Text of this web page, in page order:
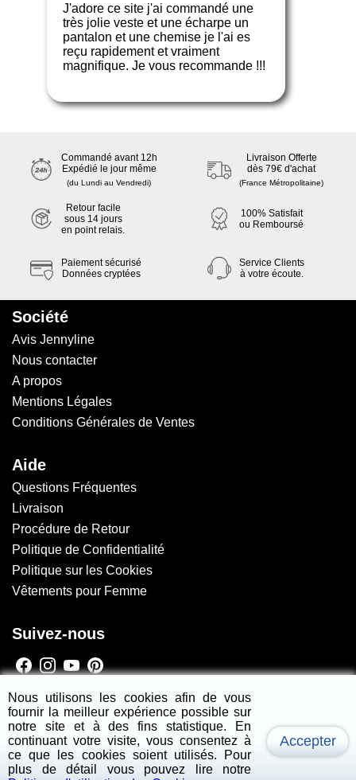
J'adore ce site j'ai commandé une
très jolie veste et une écharpe un
pantalon et une chemise je l'ai es
reçu rapidement et vraiment
magnifique. Je vous recommande !!!
Commandé avant 12h
Expédié le jour même
(du Lundi au Vendredi)
Livraison Offerte
dès 79€ d'achat
(France Métropolitaine)
Retour facile
sous 14 jours
en point relais.
100% Satisfait
ou Remboursé
Paiement sécurisé
Données cryptées
Service Clients
à votre écoute.
Société
Avis Jennyline
Nous contacter
A propos
Mentions Légales
Conditions Générales de Ventes
Aide
Questions Fréquentes
Livraison
Procédure de Retour
Politique de Confidentialité
Politique sur les Cookies
Vêtements pour Femme
Suivez-nous
Newsletter
Copyright
2026 - Jennyline - All Rights Reserved.
Nous utilisons les cookies afin de vous
fournir la meilleur expérience possible sur
notre site et à des fins statistique. En
continuant votre visite, vous consentez à
ce que les cookies soient utilisés. Pour
plus de détail vous pouvez lire notre
Accepter